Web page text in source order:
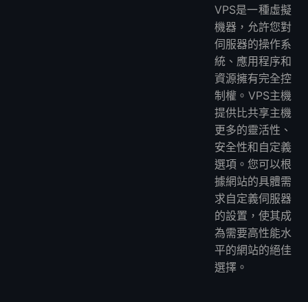
VPS是一種虛擬
機器，允許您對
伺服器的操作系
統、應用程序和
資源擁有完全控
制權。VPS主機
提供比共享主機
更多的靈活性、
安全性和自定義
選項。您可以根
據網站的具體需
求自定義伺服器
的設置，使其成
為需要高性能水
平的網站的絕佳
選擇。